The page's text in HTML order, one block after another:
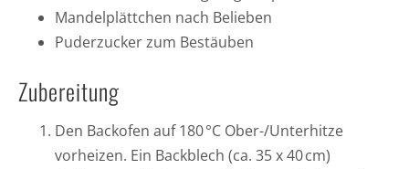
Mandelplättchen nach Belieben
Puderzucker zum Bestäuben
Zubereitung
Den Backofen auf 180 °C Ober-/Unterhitze
vorheizen. Ein Backblech (ca. 35 x 40 cm)